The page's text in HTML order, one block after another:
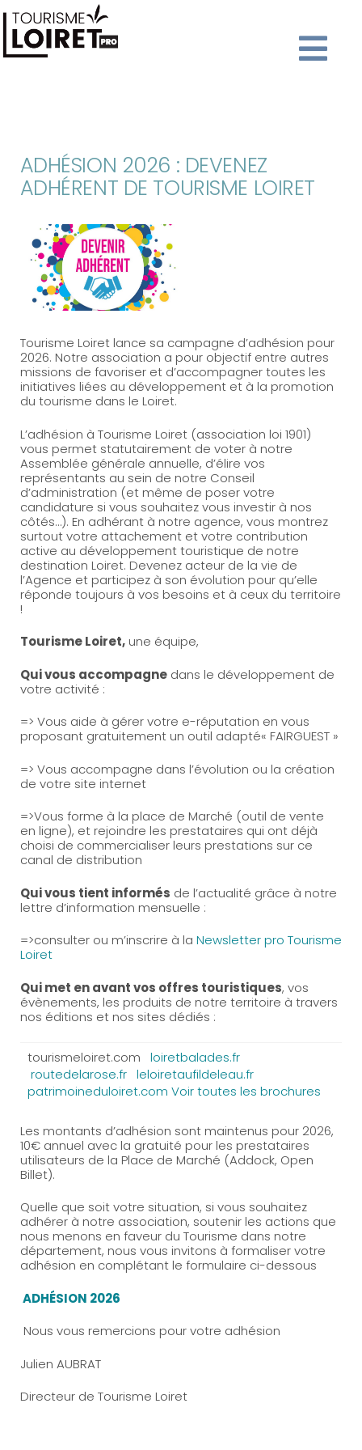
ADHÉSION 2026 : DEVENEZ
ADHÉRENT DE TOURISME LOIRET
Tourisme Loiret lance sa campagne d’adhésion pour
2026. Notre association a pour objectif entre autres
missions de favoriser et d’accompagner toutes les
initiatives liées au développement et à la promotion
du tourisme dans le Loiret.
L’adhésion à Tourisme Loiret (association loi 1901)
vous permet statutairement de voter à notre
Assemblée générale annuelle, d’élire vos
représentants au sein de notre Conseil
d’administration (et même de poser votre
candidature si vous souhaitez vous investir à nos
côtés…). En adhérant à notre agence, vous montrez
surtout votre attachement et votre contribution
active au développement touristique de notre
destination Loiret. Devenez acteur de la vie de
l’Agence et participez à son évolution pour qu’elle
réponde toujours à vos besoins et à ceux du territoire
!
Tourisme Loiret,une équipe,
Qui vous accompagnedans le développement de
votre activité :
=> Vous aide à gérer votre e-réputation en vous
proposant gratuitement un outil adapté« FAIRGUEST »
=> Vous accompagne dans l’évolution ou la création
de votre site internet
=>Vous forme à la place de Marché (outil de vente
en ligne), et rejoindre les prestataires qui ont déjà
choisi de commercialiser leurs prestations sur ce
canal de distribution
Qui vous tient informés de l’actualité grâce à notre
lettre d’information mensuelle :
=>consulter ou m’inscrire à la Newsletter pro Tourisme
Loiret
Qui met en avant vos offres touristiques, vos
évènements, les produits de notre territoire à travers
nos éditions et nos sites dédiés :
tourismeloiret.com
loiretbalades.fr
routedelarose.fr leloiretaufildeleau.fr
patrimoineduloiret.com Voir toutes les brochures
Les montants d’adhésion sont maintenus pour 2026,
10€ annuel avec la gratuité pour les prestataires
utilisateurs de la Place de Marché (Addock, Open
Billet).
Quelle que soit votre situation, si vous souhaitez
adhérer à notre association, soutenir les actions que
nous menons en faveur du Tourisme dans notre
département, nous vous invitons à formaliser votre
adhésion en complétant le formulaire ci-dessous
ADHÉSION 2026
Nous vous remercions pour votre adhésion
Julien AUBRAT
Directeur de Tourisme Loiret